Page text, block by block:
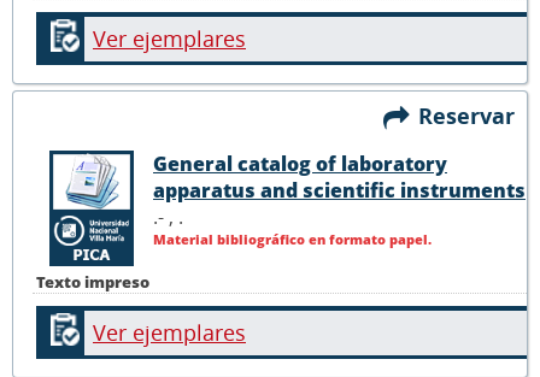
Ver ejemplares
Reservar
Texto impreso
General catalog of laboratory
apparatus and scientific instruments
.- , .
Material bibliográfico en formato papel.
Ver ejemplares